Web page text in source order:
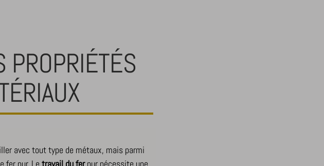
PROPRIÉTÉS
avec tout type de métaux, mais parmi
fer pur. Le travail du ferpur nécessite une